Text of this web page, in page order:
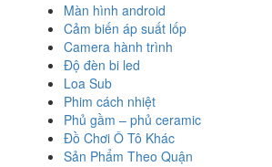
Màn hình android
Cảm biến áp suất lốp
Camera hành trình
Độ đèn bi led
Loa Sub
Phim cách nhiệt
Phủ gầm – phủ ceramic
Đồ Chơi Ô Tô Khác
Sản Phẩm Theo Quận